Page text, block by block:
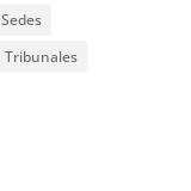
Sedes
Tribunales